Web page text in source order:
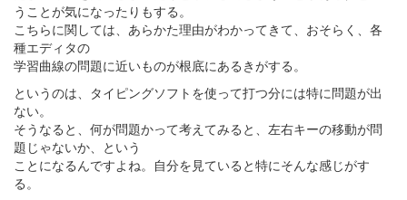
うことが気になったりもする。
こちらに関しては、あらかた理由がわかってきて、おそらく、各
種エディタの
学習曲線の問題に近いものが根底にあるきがする。
というのは、タイピングソフトを使って打つ分には特に問題が出
ない。
そうなると、何が問題かって考えてみると、左右キーの移動が問
題じゃないか、という
ことになるんですよね。自分を見ていると特にそんな感じがす
る。